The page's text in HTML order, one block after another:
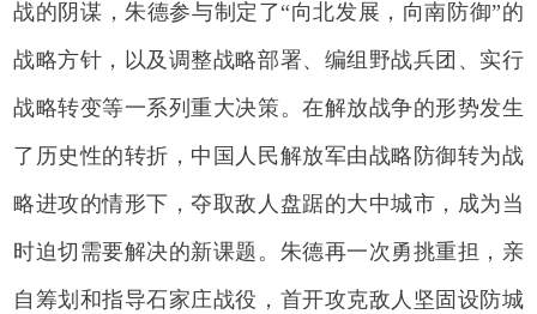
战的阴谋，朱德参与制定了“向北发展，向南防御”的
战略方针，以及调整战略部署、编组野战兵团、实行
战略转变等一系列重大决策。在解放战争的形势发生
了历史性的转折，中国人民解放军由战略防御转为战
略进攻的情形下，夺取敌人盘踞的大中城市，成为当
时迫切需要解决的新课题。朱德再一次勇挑重担，亲
自筹划和指导石家庄战役，首开攻克敌人坚固设防城